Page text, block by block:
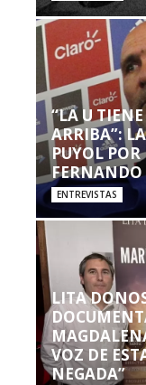
“LA U
ARRIBA”:
PUYOL
FERNANDO
ENTREVISTAS
LITA
VOZ DE
NEGADA”